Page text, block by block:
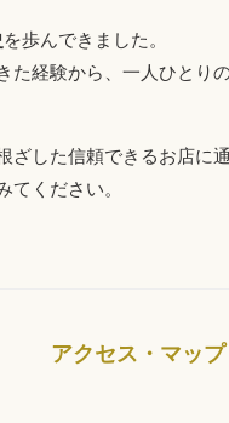
を歩んできました。
た経験から、一人ひとり
ざした信頼できるお店に
ください。
アクセス・マップ